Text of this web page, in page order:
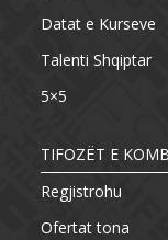
Datat e Kurseve
Talenti Shqiptar
5×5
TIFOZËT E
Regjistrohu
Ofertat tona